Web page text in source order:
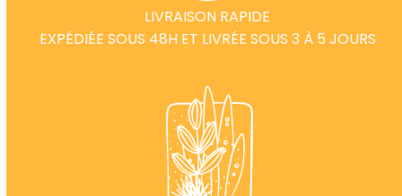
LIVRAISON RAPIDE
EXPÉDIÉE SOUS 48H ET LIVRÉE SOUS 3 À 5 JOURS